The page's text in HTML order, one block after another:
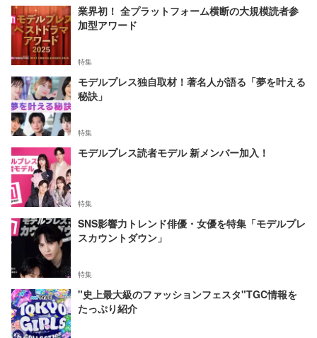
業界初！ 全プラットフォーム横断の大規模読者参
加型アワード
特集
モデルプレス独自取材！著名人が語る「夢を叶える
秘訣」
特集
モデルプレス読者モデル 新メンバー加入！
特集
SNS影響力トレンド俳優・女優を特集「モデルプレ
スカウントダウン」
特集
"史上最大級のファッションフェスタ"TGC情報を
たっぷり紹介